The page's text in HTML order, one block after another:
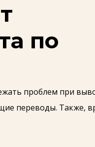
по
проблем при
переводы. Также,